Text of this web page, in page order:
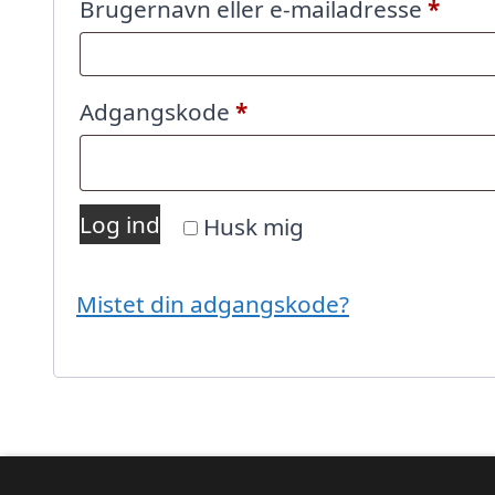
Brugernavn eller e-mailadresse *
Adgangskode *Påkrævet
Husk mig
Log ind
Mistet din adgangskode?